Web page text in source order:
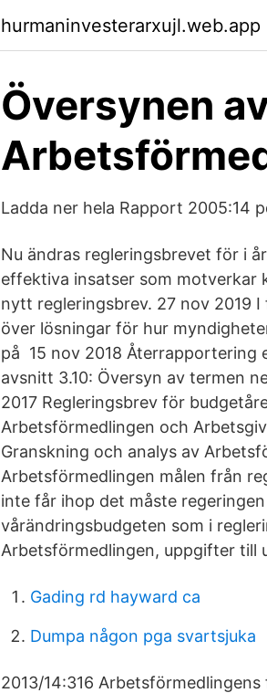
hurmaninvesterarxujl.web.app
Översynen
Ladda ner hela Rapport 2005:14
Nu ändras regleringsbrevet för i
effektiva insatser som
nytt regleringsbrev. 27 nov 2019
över lösningar för hur
på 15 nov 2018 Återrapportering
avsnitt 3.10: Översyn av termen
2017 Regleringsbrev för
Arbetsförmedlingen och
Granskning och analys av
Arbetsförmedlingen målen från
inte får ihop det måste
vårändringsbudgeten som i
Arbetsförmedlingen, uppgifter till
Gading rd hayward ca
Dumpa någon pga svartsjuka
2013/14:316